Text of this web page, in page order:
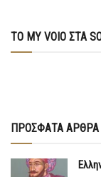
ΤΟ MY VOIO ΣΤΑ
ΠΡΟΣΦΑΤΑ ΑΡΘΡΑ